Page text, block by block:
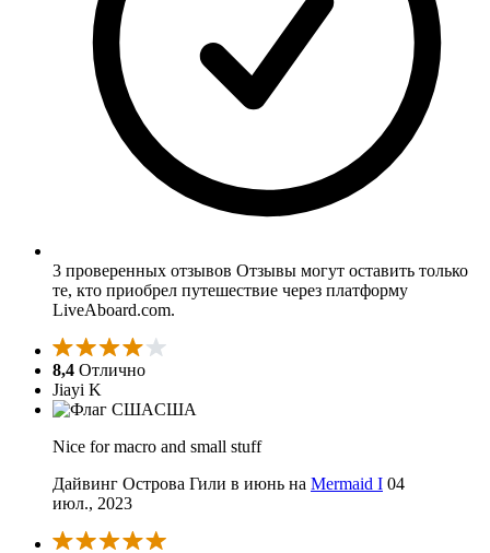
3 проверенных отзывов Отзывы могут оставить только
те, кто приобрел путешествие через платформу
LiveAboard.com.
8,4 Отлично
Jiayi K
США
Nice for macro and small stuff
Дайвинг Острова Гили в июнь на Mermaid I 04
июл., 2023